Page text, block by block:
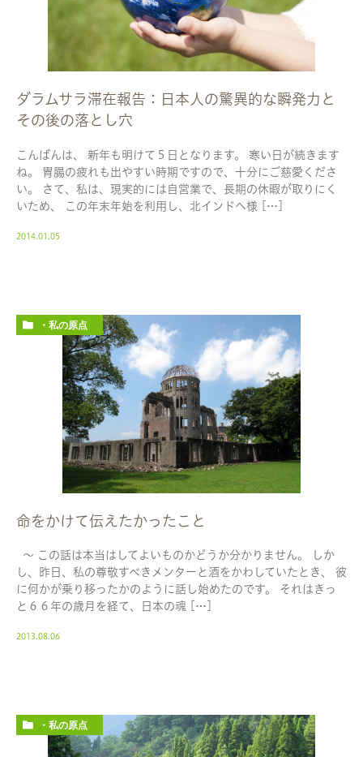
ダラムサラ滞在報告：日本人の驚異的な瞬発力と
その後の落とし穴
こんばんは、 新年も明けて５日となります。 寒い日が続きます
ね。 胃腸の疲れも出やすい時期ですので、十分にご慈愛くださ
い。 さて、私は、現実的には自営業で、長期の休暇が取りにく
いため、 この年末年始を利用し、北インドへ様 […]
2014.01.05
・私の原点
命をかけて伝えたかったこと
〜 この話は本当はしてよいものかどうか分かりません。 しか
し、昨日、私の尊敬すべきメンターと酒をかわしていたとき、 彼
に何かが乗り移ったかのように話し始めたのです。 それはきっ
と６６年の歳月を経て、日本の魂 […]
2013.08.06
・私の原点